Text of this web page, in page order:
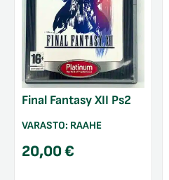
Final Fantasy XII Ps2
VARASTO: RAAHE
20,00€